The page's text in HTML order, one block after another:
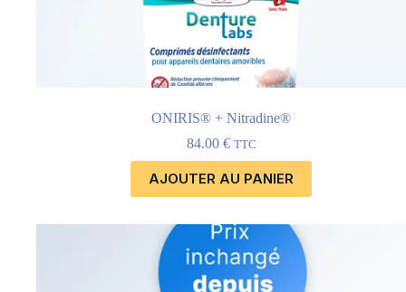
ONIRIS® + Nitradine®
84.00 € TTC
AJOUTER AU PANIER